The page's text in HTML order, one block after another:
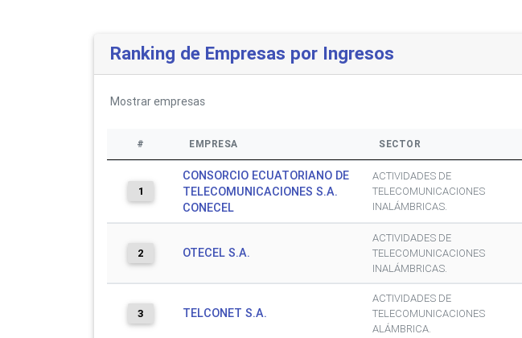
Ranking de Empresas por Ingresos
Mostrarempresas
# EMPRESA SECTOR
1
CONSORCIO ECUATORIANO DE
TELECOMUNICACIONES S.A.
CONECEL
ACTIVIDADES DE
TELECOMUNICACIONES
INALÁMBRICAS.
2 OTECEL S.A.
ACTIVIDADES DE
TELECOMUNICACIONES
INALÁMBRICAS.
3 TELCONET S.A.
ACTIVIDADES DE
TELECOMUNICACIONES
ALÁMBRICA.